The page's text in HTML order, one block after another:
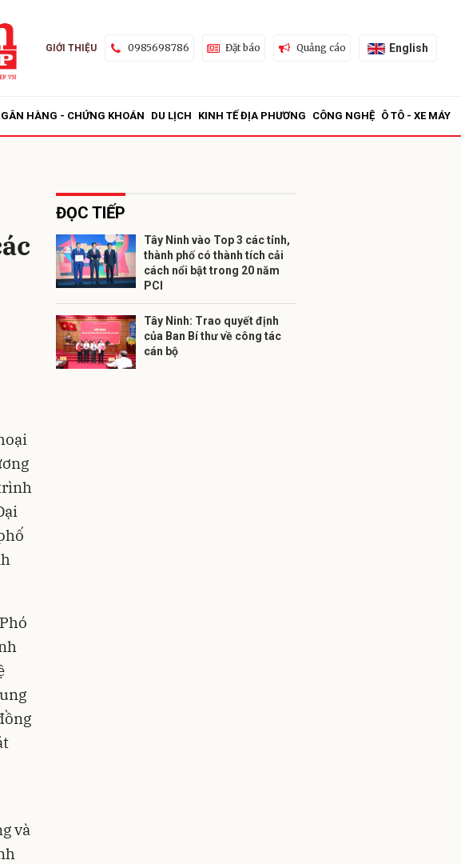
GIỚI THIỆU 0985698786 Đặt báo Quảng cáo English
HÀNG - CHỨNG KHOÁN DU LỊCH KINH TẾ ĐỊA PHƯƠNG CÔNG NGHỆ Ô TÔ - XE MÁY
và
ĐỌC TIẾP
Tây Ninh vào Top 3 các tỉnh,
thành phố có thành tích cải
cách nổi bật trong 20 năm
PCI
Tây Ninh: Trao quyết định
của Ban Bí thư về công tác
cán bộ
Gửi